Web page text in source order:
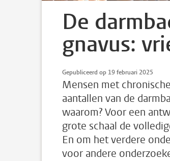
De
gnavus:
Gepubliceerd op 19 februari 2025
Mensen met
aantallen van de
waarom? Voor een
grote schaal de
En om het verdere
voor andere